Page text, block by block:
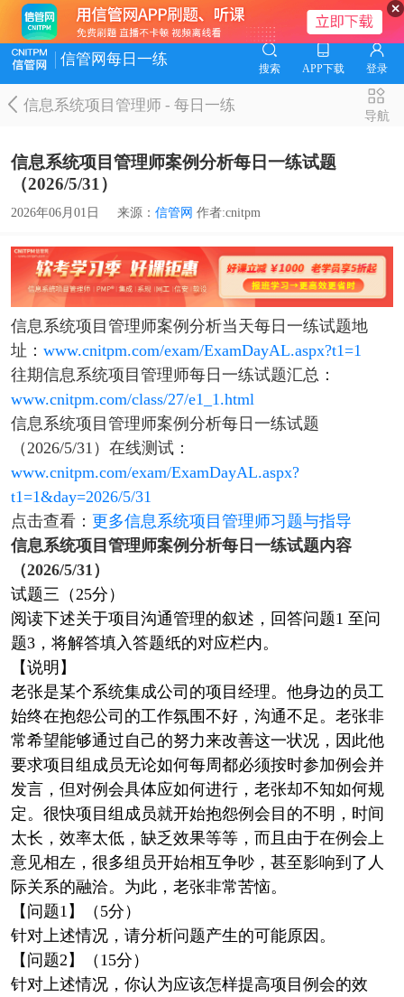
信管网每日一练
搜索 APP下载 登录
信息系统项目管理师-每日一练
导航
信息系统项目管理师案例分析每日一练试题
（2026/5/31）
2026年06月01日 来源： 信管网 作者:cnitpm
信息系统项目管理师案例分析当天每日一练试题地
址： www.cnitpm.com/exam/ExamDayAL.aspx?t1=1
往期信息系统项目管理师每日一练试题汇总：
www.cnitpm.com/class/27/e1_1.html
信息系统项目管理师案例分析每日一练试题
（2026/5/31）在线测试：
www.cnitpm.com/exam/ExamDayAL.aspx?
t1=1&day=2026/5/31
点击查看： 更多信息系统项目管理师习题与指导
信息系统项目管理师案例分析每日一练试题内容
（2026/5/31）
试题三（25分）
阅读下述关于项目沟通管理的叙述，回答问题1 至问
题3，将解答填入答题纸的对应栏内。
【说明】
老张是某个系统集成公司的项目经理。他身边的员工
始终在抱怨公司的工作氛围不好，沟通不足。老张非
常希望能够通过自己的努力来改善这一状况，因此他
要求项目组成员无论如何每周都必须按时参加例会并
发言，但对例会具体应如何进行，老张却不知如何规
定。很快项目组成员就开始抱怨例会目的不明，时间
太长，效率太低，缺乏效果等等，而且由于在例会上
意见相左，很多组员开始相互争吵，甚至影响到了人
际关系的融洽。为此，老张非常苦恼。
【问题1】（5分）
针对上述情况，请分析问题产生的可能原因。
【问题2】（15分）
针对上述情况，你认为应该怎样提高项目例会的效